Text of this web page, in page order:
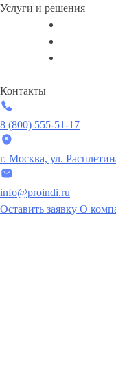
Услуги и решения
Контакты
8 (800) 555-51-17
г. Москва, ул.
info@proindi.ru
Оставить заявку О